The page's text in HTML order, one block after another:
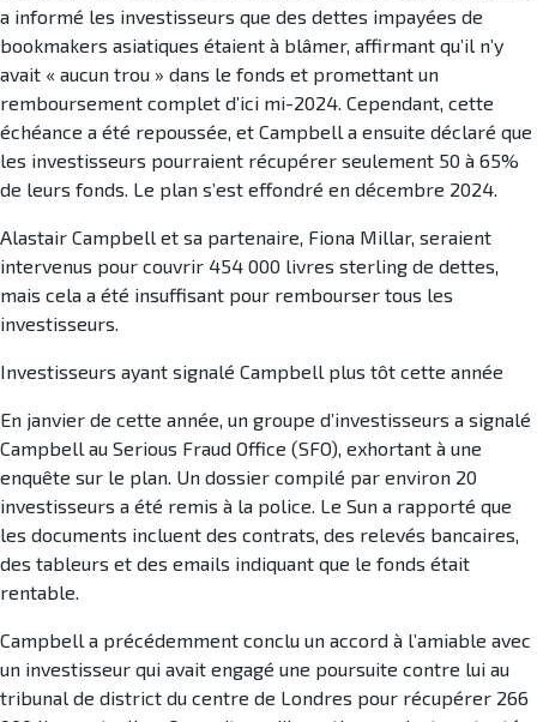
a informé les investisseurs que des dettes impayées de
bookmakers asiatiques étaient à blâmer, affirmant qu’il n’y
avait « aucun trou » dans le fonds et promettant un
remboursement complet d’ici mi-2024. Cependant, cette
échéance a été repoussée, et Campbell a ensuite déclaré que
les investisseurs pourraient récupérer seulement 50 à 65%
de leurs fonds. Le plan s’est effondré en décembre 2024.
Alastair Campbell et sa partenaire, Fiona Millar, seraient
intervenus pour couvrir 454 000 livres sterling de dettes,
mais cela a été insuffisant pour rembourser tous les
investisseurs.
Investisseurs ayant signalé Campbell plus tôt cette année
En janvier de cette année, un groupe d’investisseurs a signalé
Campbell au Serious Fraud Office (SFO), exhortant à une
enquête sur le plan. Un dossier compilé par environ 20
investisseurs a été remis à la police. Le Sun a rapporté que
les documents incluent des contrats, des relevés bancaires,
des tableurs et des emails indiquant que le fonds était
rentable.
Campbell a précédemment conclu un accord à l’amiable avec
un investisseur qui avait engagé une poursuite contre lui au
tribunal de district du centre de Londres pour récupérer 266